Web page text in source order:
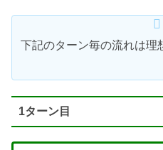
下記のターン毎の流れは理
1ターン目